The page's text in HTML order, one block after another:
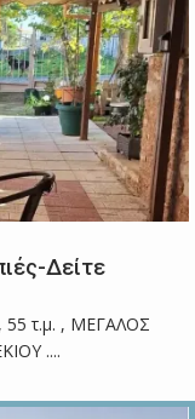
Δείτε
τ.μ. , ΜΕΓΑΛΟΣ
....